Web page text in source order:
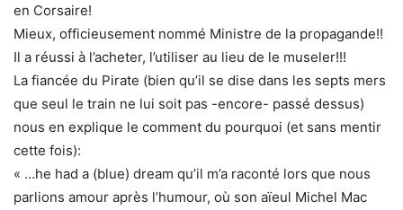
en Corsaire!
Mieux, officieusement nommé Ministre de la propagande!!
Il a réussi à l’acheter, l’utiliser au lieu de le museler!!!
La fiancée du Pirate (bien qu’il se dise dans les septs mers
que seul le train ne lui soit pas -encore- passé dessus)
nous en explique le comment du pourquoi (et sans mentir
cette fois):
« …he had a (blue) dream qu’il m’a raconté lors que nous
parlions amour après l’humour, où son aïeul Michel Mac